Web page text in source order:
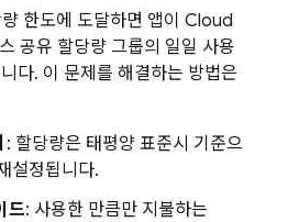
한도에 도달하면 앱이 Cloud
공유 할당량 그룹의 일일 사용
다. 이 문제를 해결하는 방법은
: 할당량은 태평양 표준시 기준으
설정됩니다.
드: 사용한 만큼만 지불하는